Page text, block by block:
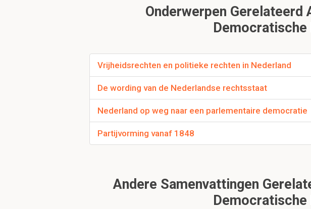
Waardoor namen de politieke
In wiens handen was de macht half
In handen van de regenten en Willem V
Om verder te lezen, klik hier:
Onderwerpen Gerelateerd
Democratische
Vrijheidsrechten en politieke rechten in Nederland
De wording van de Nederlandse rechtsstaat
Nederland op weg naar een parlementaire democratie
Partijvorming vanaf 1848
Andere Samenvattingen
Democratische